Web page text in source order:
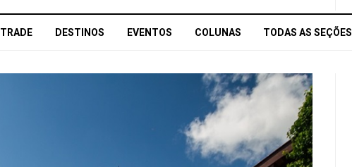
TRADE DESTINOS EVENTOS COLUNAS TODAS AS SEÇÕES